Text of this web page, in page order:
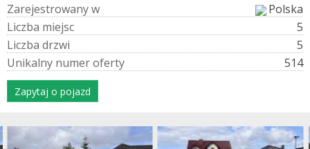
Zarejestrowanyw
Polska
Liczba miejsc
5
Liczba drzwi
5
Unikalny numeroferty 514
Zapytaj o pojazd